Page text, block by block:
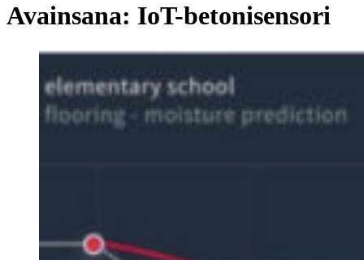
Avainsana: IoT-betonisensori